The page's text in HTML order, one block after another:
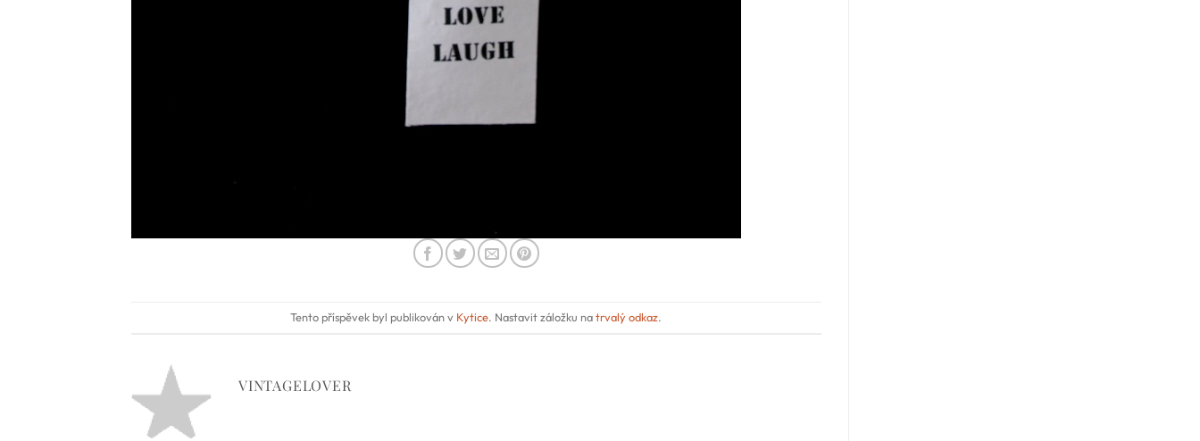
Tento příspěvek byl publikován v Kytice. Nastavit záložku natrvalý odkaz.
VINTAGELOVER